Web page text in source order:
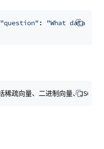
"question" : "What data